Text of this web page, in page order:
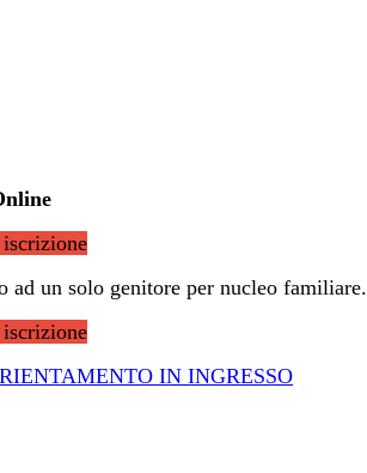
ine
ad un solo genitore per nucleo familiare.
IN INGRESSO